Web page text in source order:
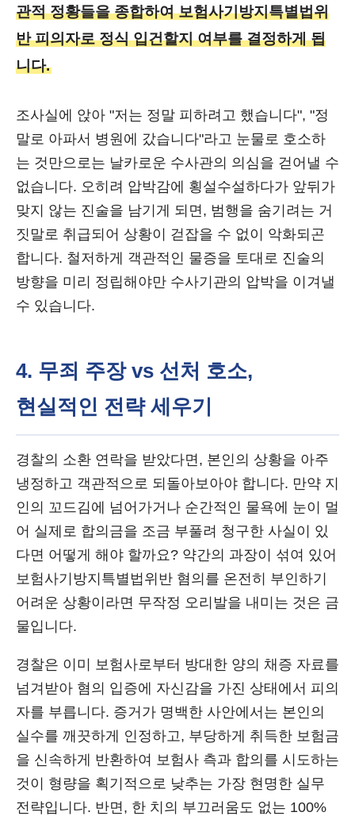
관적 정황들을 종합하여 보험사기방지특별법위
반 피의자로 정식 입건할지 여부를 결정하게 됩
니다.
조사실에 앉아 "저는 정말 피하려고 했습니다", "정
말로 아파서 병원에 갔습니다"라고 눈물로 호소하
는 것만으로는 날카로운 수사관의 의심을 걷어낼 수
없습니다. 오히려 압박감에 횡설수설하다가 앞뒤가
맞지 않는 진술을 남기게 되면, 범행을 숨기려는 거
짓말로 취급되어 상황이 걷잡을 수 없이 악화되곤
합니다. 철저하게 객관적인 물증을 토대로 진술의
방향을 미리 정립해야만 수사기관의 압박을 이겨낼
수 있습니다.
4. 무죄 주장 vs 선처 호소,
현실적인 전략 세우기
경찰의 소환 연락을 받았다면, 본인의 상황을 아주
냉정하고 객관적으로 되돌아보아야 합니다. 만약 지
인의 꼬드김에 넘어가거나 순간적인 물욕에 눈이 멀
어 실제로 합의금을 조금 부풀려 청구한 사실이 있
다면 어떻게 해야 할까요? 약간의 과장이 섞여 있어
보험사기방지특별법위반 혐의를 온전히 부인하기
어려운 상황이라면 무작정 오리발을 내미는 것은 금
물입니다.
경찰은 이미 보험사로부터 방대한 양의 채증 자료를
넘겨받아 혐의 입증에 자신감을 가진 상태에서 피의
자를 부릅니다. 증거가 명백한 사안에서는 본인의
실수를 깨끗하게 인정하고, 부당하게 취득한 보험금
을 신속하게 반환하여 보험사 측과 합의를 시도하는
것이 형량을 획기적으로 낮추는 가장 현명한 실무
전략입니다. 반면, 한 치의 부끄러움도 없는 100%